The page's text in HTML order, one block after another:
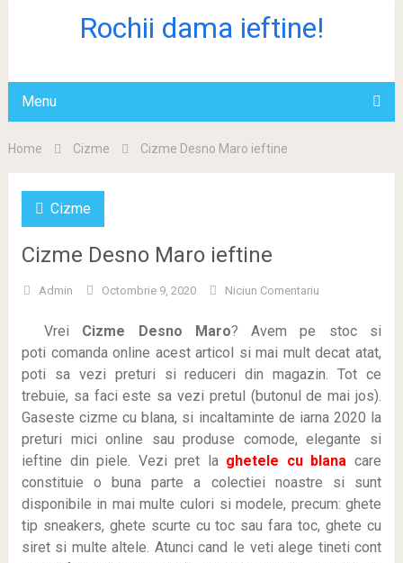
Rochii dama ieftine!
Menu
Home Cizme Cizme Desno Maro ieftine
Cizme
Cizme Desno Maro ieftine
Admin Octombrie 9, 2020 Niciun Comentariu
Vrei Cizme Desno Maro? Avem pe stoc si
poti comanda online acest articol si mai mult decat atat,
poti sa vezi preturi si reduceri din magazin. Tot ce
trebuie, sa faci este sa vezi pretul (butonul de mai jos).
Gaseste cizme cu blana, si incaltaminte de iarna 2020 la
preturi mici online sau produse comode, elegante si
ieftine din piele. Vezi pret la ghetele cu blana care
constituie o buna parte a colectiei noastre si sunt
disponibile in mai multe culori si modele, precum: ghete
tip sneakers, ghete scurte cu toc sau fara toc, ghete cu
siret si multe altele. Atunci cand le veti alege tineti cont